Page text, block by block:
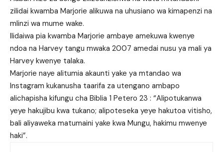
zilidai kwamba Marjorie alikuwa na uhusiano wa kimapenzi na
mlinzi wa mume wake.
Ilidaiwa pia kwamba Marjorie ambaye amekuwa kwenye
ndoa na Harvey tangu mwaka 2007 amedai nusu ya mali ya
Harvey kwenye talaka.
Marjorie naye alitumia akaunti yake ya mtandao wa
Instagram kukanusha taarifa za utengano ambapo
alichapisha kifungu cha Biblia 1 Petero 23 : “Alipotukanwa
yeye hakujibu kwa tukano; alipoteseka yeye hakutoa vitisho,
bali aliyaweka matumaini yake kwa Mungu, hakimu mwenye
haki”.